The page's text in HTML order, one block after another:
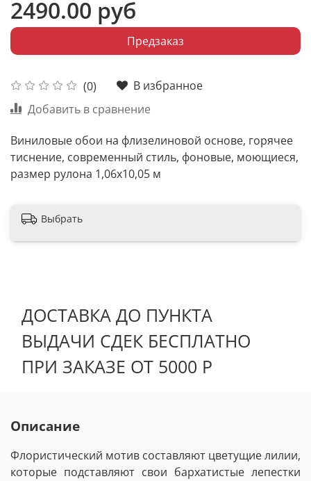
(0)
В избранное
Добавить в сравнение
2490.00 руб
Предзаказ
Виниловые обои на флизелиновой основе, горячее
тиснение, современный стиль, фоновые, моющиеся,
размер рулона 1,06х10,05 м
Выбрать
ДОСТАВКА ДО ПУНКТА
ВЫДАЧИ СДЕК БЕСПЛАТНО
ПРИ ЗАКАЗЕ ОТ 5000 Р
Описание
Флористический мотив составляют цветущие лилии,
которые подставляют свои бархатистые лепестки